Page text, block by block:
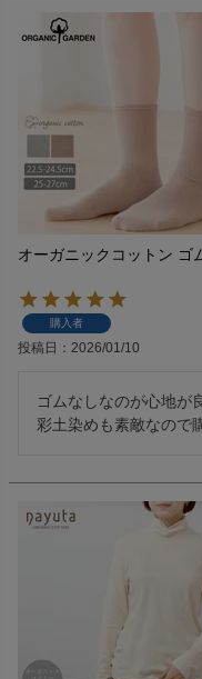
オーガニックコットン ゴ
購入者
投稿日 2026/01/10
ゴムなしなのが心地が
彩土染めも素敵なので